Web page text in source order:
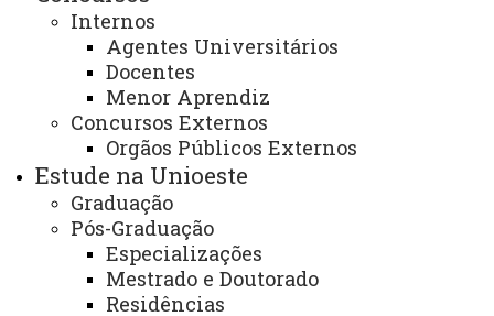
Internos
Agentes Universitários
Docentes
Menor Aprendiz
Concursos Externos
Orgãos Públicos Externos
Estude na Unioeste
Graduação
Pós-Graduação
Especializações
Mestrado e Doutorado
Residências
- Consulta ao histórico;
- Definição de perfis de interesse para
recebimento de e-mails de novas aquisições;
- Emissão de e-mail para: aquisição de materiais
sugeridos; aviso de devolução e cobrança;
- Comutação bibliográfica;
- Ficha catalográfica online de teses,
dissertações, trabalhos de graduação e especialização;